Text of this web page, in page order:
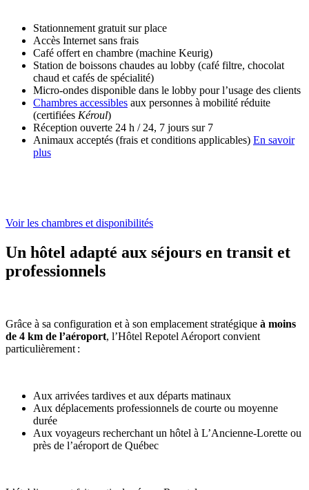
Stationnement gratuit sur place
Accès Internet sans frais
Café offert en chambre (machine Keurig)
Station de boissons chaudes au lobby (café filtre, chocolat
chaud et cafés de spécialité)
Micro-ondes disponible dans le lobby pour l’usage des clients
Chambres accessibles aux personnes à mobilité réduite
(certifiées Kéroul)
Réception ouverte 24 h / 24, 7 jours sur 7
Animaux acceptés (frais et conditions applicables) En savoir
plus
Voir les chambres et disponibilités
Un hôtel adapté aux séjours en transit et
professionnels
Grâce à sa configuration et à son emplacement stratégique à moins
de 4 km de l’aéroport, l’Hôtel Repotel Aéroport convient
particulièrement :
Aux arrivées tardives et aux départs matinaux
Aux déplacements professionnels de courte ou moyenne
durée
Aux voyageurs recherchant un hôtel à L’Ancienne-Lorette ou
près de l’aéroport de Québec